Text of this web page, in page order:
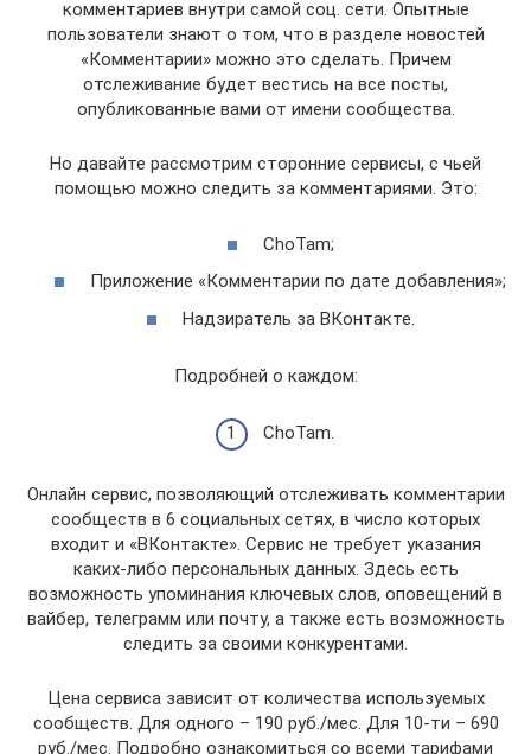
комментариев внутри самой соц. сети. Опытные
пользователи знают о том, что в разделе новостей
«Комментарии» можно это сделать. Причем
отслеживание будет вестись на все посты,
опубликованные вами от имени сообщества.
Но давайте рассмотрим сторонние сервисы, с чьей
помощью можно следить за комментариями. Это:
ChoTam;
Приложение «Комментарии по дате добавления»;
Надзиратель за ВКонтакте.
Подробней о каждом:
ChoTam.
Онлайн сервис, позволяющий отслеживать комментарии
сообществ в 6 социальных сетях, в число которых
входит и «ВКонтакте». Сервис не требует указания
каких-либо персональных данных. Здесь есть
возможность упоминания ключевых слов, оповещений в
вайбер, телеграмм или почту, а также есть возможность
следить за своими конкурентами.
Цена сервиса зависит от количества используемых
сообществ. Для одного – 190 руб./мес. Для 10-ти – 690
руб./мес. Подробно ознакомиться со всеми тарифами